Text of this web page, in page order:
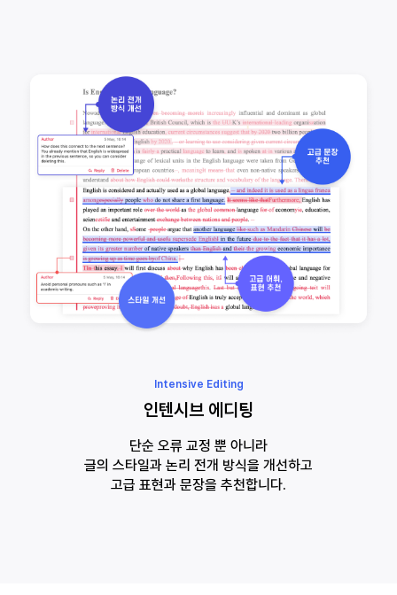
Intensive Editing
인텐시브 에디팅
단순 오류 교정 뿐 아니라
글의 스타일과 논리 전개 방식을 개선하고
고급 표현과 문장을 추천합니다.